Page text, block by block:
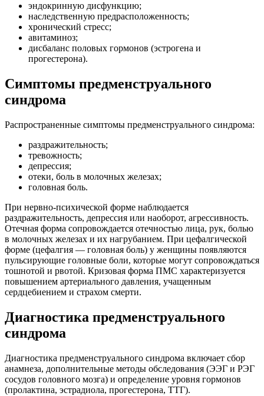
эндокринную дисфункцию;
наследственную предрасположенность;
хронический стресс;
авитаминоз;
дисбаланс половых гормонов (эстрогена и
прогестерона).
Симптомы предменструального
синдрома
Распространенные симптомы предменструального синдрома:
раздражительность;
тревожность;
депрессия;
отеки, боль в молочных железах;
головная боль.
При нервно-психической форме наблюдается
раздражительность, депрессия или наоборот, агрессивность.
Отечная форма сопровождается отечностью лица, рук, болью
в молочных железах и их нагрубанием. При цефалгической
форме (цефалгия — головная боль) у женщины появляются
пульсирующие головные боли, которые могут сопровождаться
тошнотой и рвотой. Кризовая форма ПМС характеризуется
повышением артериального давления, учащенным
сердцебиением и страхом смерти.
Диагностика предменструального
синдрома
Диагностика предменструального синдрома включает сбор
анамнеза, дополнительные методы обследования (ЭЭГ и РЭГ
сосудов головного мозга) и определение уровня гормонов
(пролактина, эстрадиола, прогестерона, ТТГ).